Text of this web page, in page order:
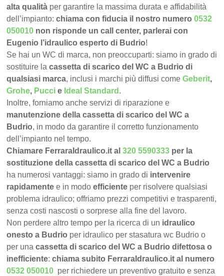
alta qualità per garantire la massima durata e affidabilità
dell’impianto:chiama con fiducia il nostro numero0532
050010 non risponde un call center, parlerai con
Eugenio l’idraulico esperto di Budrio!
Se hai un WC di marca, non preoccuparti: siamo in grado di
sostituire lacassetta di scarico del WC a Budrio di
qualsiasi marca, inclusi i marchi più diffusi comeGeberit,
Grohe, Pucci e Ideal Standard .
Inoltre, forniamo anche servizi di riparazione e
manutenzione della cassetta di scarico del WC a
Budrio, in modo da garantire il corretto funzionamento
dell’impianto nel tempo.
Chiamare FerraraIdraulico.it al320 5590333 per la
sostituzione della cassetta di scarico del WC a Budrio
ha numerosi vantaggi: siamo in grado di intervenire
rapidamente e in modoefficiente per risolvere qualsiasi
problema idraulico; offriamo prezzi competitivi e trasparenti,
senza costi nascosti o sorprese alla fine del lavoro.
Non perdere altro tempo per la ricerca di un idraulico
onesto a Budrio per idraulico per stasatura wc Budrio o
per unacassetta di scarico del WC a Budrio difettosa o
inefficiente:chiama subito FerraraIdraulico.it al numero
0532 050010 per richiedere un preventivo gratuito e senza